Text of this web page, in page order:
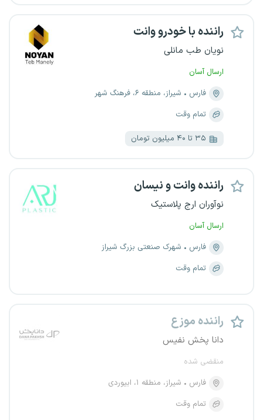
راننده با خودرو وانت
نویان طب مانلی
ارسال آسان
فارس
شیراز، منطقه ۶، فرهنگ شهر
تمام وقت
۳۵ تا ۴۰ میلیون تومان
راننده وانت و نیسان
نوآوران ارج پلاستیک
ارسال آسان
فارس
شهرک صنعتی بزرگ شیراز
تمام وقت
راننده موزع
دانا پخش نفیس
منقضی شده
فارس
شیراز، منطقه ۱، ابیوردی
تمام وقت